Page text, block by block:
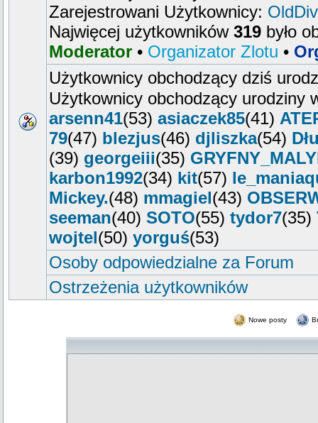
Zarejestrowani Użytkownicy:
Najwięcej użytkowników 319 było
Moderator • Organizator Zlotu •
Użytkownicy obchodzący dziś
Użytkownicy obchodzący urodziny
arsenn41(53) asiaczek85(41)
79(47) blezjus(46) djliszka(54)
(39) georgeiii(35)
karbon1992(34) kit(57)
Mickey.(48) mmagiel(43)
seeman(40) SOTO(55) tydor7(35)
wojtel(50) yorguś(53)
Osoby odpowiedzialne za Forum
Ostrzeżenia użytkowników
Nowe posty